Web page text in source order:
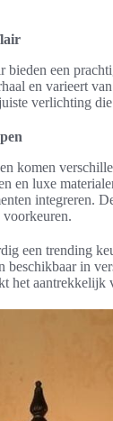
bieden een
en varieert
verlichting
komen
en luxe
integreren.
een trending
beschikbaar in
het